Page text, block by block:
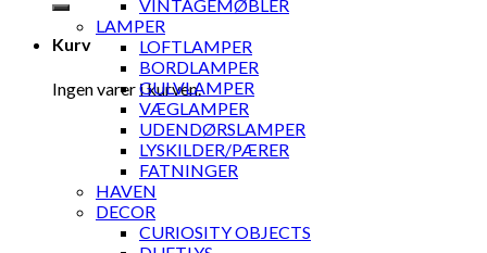
Kurv
Ingen varer i kurven.
VINTAGEMØBLER
LAMPER
LOFTLAMPER
BORDLAMPER
GULVLAMPER
VÆGLAMPER
UDENDØRSLAMPER
LYSKILDER/PÆRER
FATNINGER
HAVEN
DECOR
CURIOSITY OBJECTS